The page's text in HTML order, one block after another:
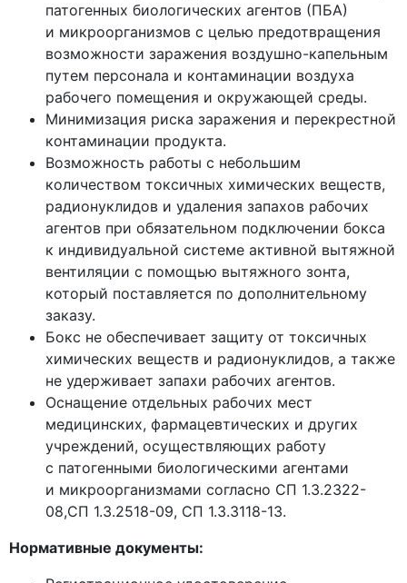
патогенных биологических агентов (ПБА)
и микроорганизмов с целью предотвращения
возможности заражения воздушно-капельным
путем персонала и контаминации воздуха
рабочего помещения и окружающей среды.
Минимизация риска заражения и перекрестной
контаминации продукта.
Возможность работы с небольшим
количеством токсичных химических веществ,
радионуклидов и удаления запахов рабочих
агентов при обязательном подключении бокса
к индивидуальной системе активной вытяжной
вентиляции с помощью вытяжного зонта,
который поставляется по дополнительному
заказу.
Бокс не обеспечивает защиту от токсичных
химических веществ и радионуклидов, а также
не удерживает запахи рабочих агентов.
Оснащение отдельных рабочих мест
медицинских, фармацевтических и других
учреждений, осуществляющих работу
с патогенными биологическими агентами
и микроорганизмами согласно СП 1.3.2322-
08,СП 1.3.2518-09, СП 1.3.3118-13.
Нормативные документы: